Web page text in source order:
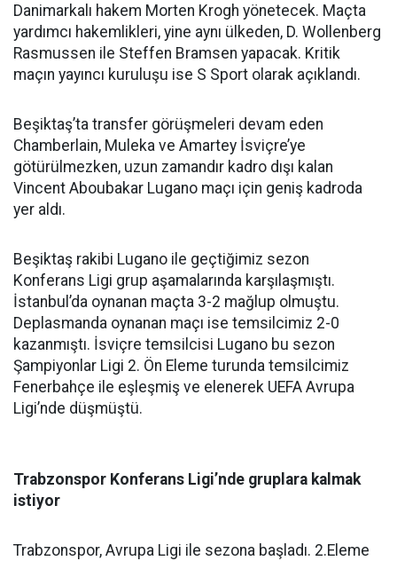
Danimarkalı hakem Morten Krogh yönetecek. Maçta
yardımcı hakemlikleri, yine aynı ülkeden, D. Wollenberg
Rasmussen ile Steffen Bramsen yapacak. Kritik
maçın yayıncı kuruluşu ise S Sport olarak açıklandı.
Beşiktaş’ta transfer görüşmeleri devam eden
Chamberlain, Muleka ve Amartey İsviçre’ye
götürülmezken, uzun zamandır kadro dışı kalan
Vincent Aboubakar Lugano maçı için geniş kadroda
yer aldı.
Beşiktaş rakibi Lugano ile geçtiğimiz sezon
Konferans Ligi grup aşamalarında karşılaşmıştı.
İstanbul’da oynanan maçta 3-2 mağlup olmuştu.
Deplasmanda oynanan maçı ise temsilcimiz 2-0
kazanmıştı. İsviçre temsilcisi Lugano bu sezon
Şampiyonlar Ligi 2. Ön Eleme turunda temsilcimiz
Fenerbahçe ile eşleşmiş ve elenerek UEFA Avrupa
Ligi’nde düşmüştü.
Trabzonspor Konferans Ligi’nde gruplara kalmak
istiyor
Trabzonspor, Avrupa Ligi ile sezona başladı. 2.Eleme